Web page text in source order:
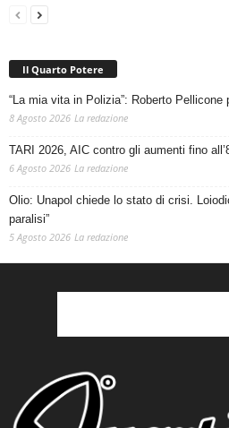
Il Quarto Potere
“La mia vita in Polizia”: Roberto Pellicone
8 Agosto 2026 La redazione
TARI 2026, AIC contro gli aumenti fino
6 Agosto 2026 La redazione
Olio: Unapol chiede lo stato di crisi.
paralisi”
5 Agosto 2026 La redazione